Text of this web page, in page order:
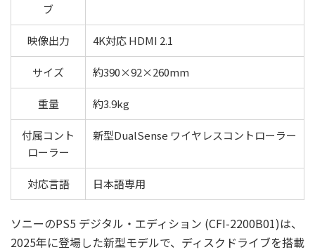
ブ
映像出力 4K対応 HDMI 2.1
サイズ 約390×92×260mm
重量 約3.9kg
付属コント
ローラー
新型DualSense ワイヤレスコントローラー
対応言語 日本語専用
ソニーのPS5 デジタル・エディション (CFI-2200B01)は、
2025年に登場した新型モデルで、ディスクドライブを搭載